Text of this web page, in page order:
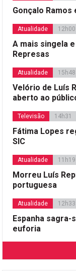
Gonçalo
Atualidade 12h00
A mais singela
Represas
Atualidade 15h48
Velório de Luís
aberto ao
Televisão 14h31
Fátima Lopes
SIC
Atualidade 11h19
Morreu Luís
portuguesa
Atualidade 12h33
Espanha sagra-
euforia